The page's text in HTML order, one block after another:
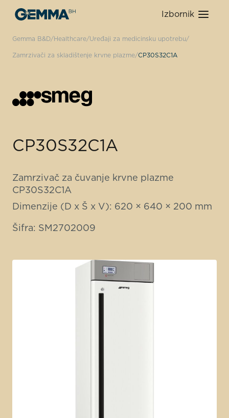
Izbornik
Gemma B&D Healthcare Uređaji za medicinsku upotrebu
Zamrzivači za skladištenje krvne plazme CP30S32C1A
CP30S32C1A
Zamrzivač za čuvanje krvne plazme
CP30S32C1A
Dimenzije (D x Š x V): 620 × 640 × 200 mm
Šifra: SM2702009